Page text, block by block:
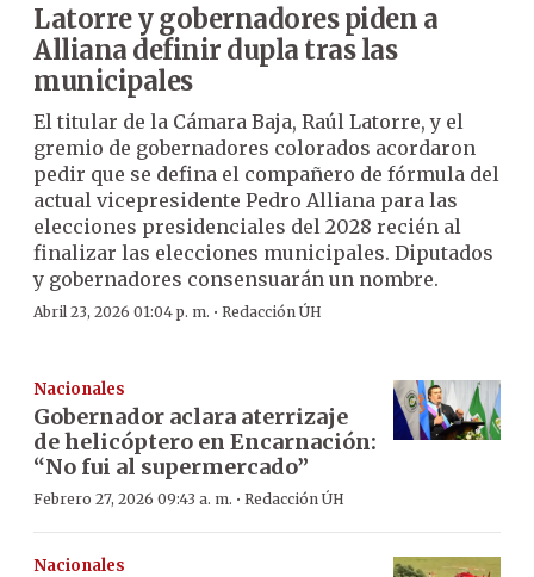
Latorre y gobernadores piden a
Alliana definir dupla tras las
municipales
El titular de la Cámara Baja, Raúl Latorre, y el
gremio de gobernadores colorados acordaron
pedir que se defina el compañero de fórmula del
actual vicepresidente Pedro Alliana para las
elecciones presidenciales del 2028 recién al
finalizar las elecciones municipales. Diputados
y gobernadores consensuarán un nombre.
Abril 23, 2026 01:04 p. m. · Redacción ÚH
Nacionales
Gobernador aclara aterrizaje
de helicóptero en Encarnación:
“No fui al supermercado”
Febrero 27, 2026 09:43 a. m. · Redacción ÚH
Nacionales